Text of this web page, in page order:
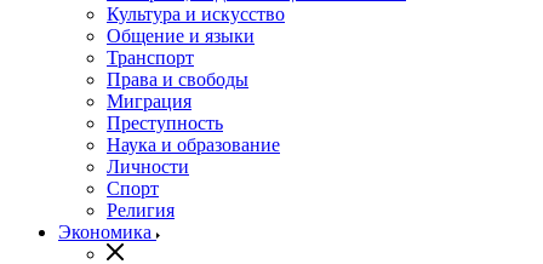
Культура и искусство
Общение и языки
Транспорт
Права и свободы
Миграция
Преступность
Наука и образование
Личности
Спорт
Религия
Экономика